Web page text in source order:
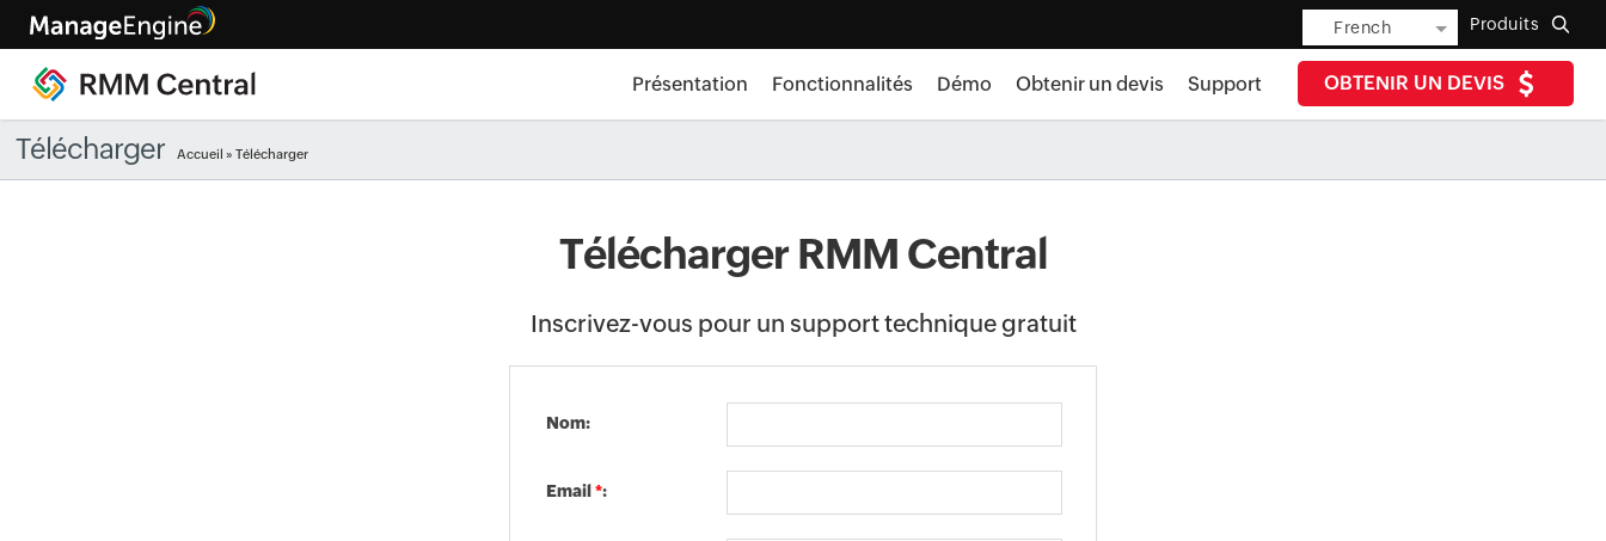
French Produits
OBTENIR UN DEVIS
Présentation Fonctionnalités Démo Obtenir un devis Support
Télécharger Accueil » Télécharger
Télécharger RMM Central
Inscrivez-vous pour un support technique gratuit
Nom:
Email *: